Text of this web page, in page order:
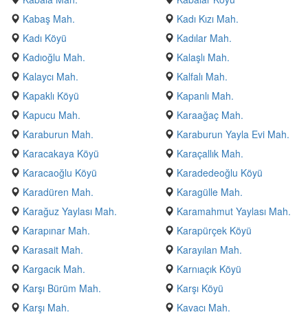
Kabaş Mah.
Kadı Kızı Mah.
Kadı Köyü
Kadılar Mah.
Kadıoğlu Mah.
Kalaşlı Mah.
Kalaycı Mah.
Kalfalı Mah.
Kapaklı Köyü
Kapanlı Mah.
Kapucu Mah.
Karaağaç Mah.
Karaburun Mah.
Karaburun Yayla Evi Mah.
Karacakaya Köyü
Karaçallık Mah.
Karacaoğlu Köyü
Karadedeoğlu Köyü
Karadüren Mah.
Karagülle Mah.
Karağuz Yaylası Mah.
Karamahmut Yaylası Mah.
Karapınar Mah.
Karapürçek Köyü
Karasait Mah.
Karayılan Mah.
Kargacık Mah.
Karnıaçık Köyü
Karşı Bürüm Mah.
Karşı Köyü
Karşı Mah.
Kavacı Mah.